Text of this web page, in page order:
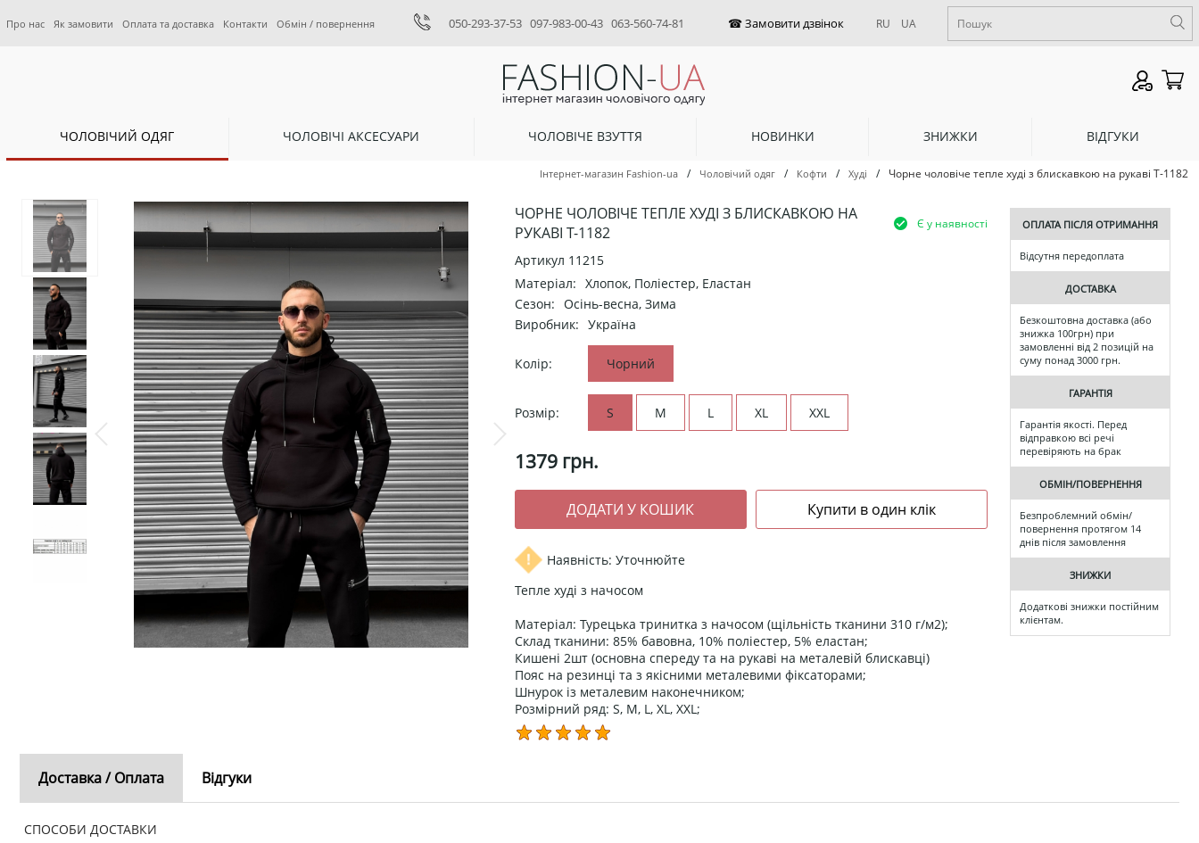
Про нас Як замовити Оплата та доставка Контакти Обмін / повернення 050-293-37-53 097-983-00-43 063-560-74-81 RU UA
ЧОЛОВІЧИЙ ОДЯГ ЧОЛОВІЧІ АКСЕСУАРИ ЧОЛОВІЧЕ ВЗУТТЯ НОВИНКИ ЗНИЖКИ ВІДГУКИ
Інтернет-магазин Fashion-ua / Чоловічий одяг / Кофти / Худі / Чорне чоловіче тепле худі з блискавкою на рукаві Т-1182
ЧОРНЕ ЧОЛОВІЧЕ ТЕПЛЕ ХУДІ З БЛИСКАВКОЮ НА
РУКАВІ Т-1182
Є у наявності
Артикул 11215
Матеріал: Хлопок, Поліестер, Еластан
Сезон: Осінь-весна, Зима
Виробник: Україна
Колір: Чорний
Розмір: S M L XL XXL
1379 грн.
Наявність: Уточнюйте
Тепле худі з начосом
Матеріал: Турецька тринитка з начосом (щільність тканини 310 г/м2);
Склад тканини: 85% бавовна, 10% поліестер, 5% еластан;
Кишені 2шт (основна спереду та на рукаві на металевій блискавці)
Пояс на резинці та з якісними металевими фіксаторами;
Шнурок із металевим наконечником;
Розмірний ряд: S, M, L, XL, XXL;
ОПЛАТА ПІСЛЯ ОТРИМАННЯ
Відсутня передоплата
ДОСТАВКА
Безкоштовна доставка (або
знижка 100грн) при
замовленні від 2 позицій на
суму понад 3000 грн.
ГАРАНТІЯ
Гарантія якості. Перед
відправкою всі речі
перевіряють на брак
ОБМІН/ПОВЕРНЕННЯ
Безпроблемний обмін/
повернення протягом 14
днів після замовлення
ЗНИЖКИ
Додаткові знижки постійним
клієнтам.
Доставка / Оплата Відгуки
СПОСОБИ ДОСТАВКИ